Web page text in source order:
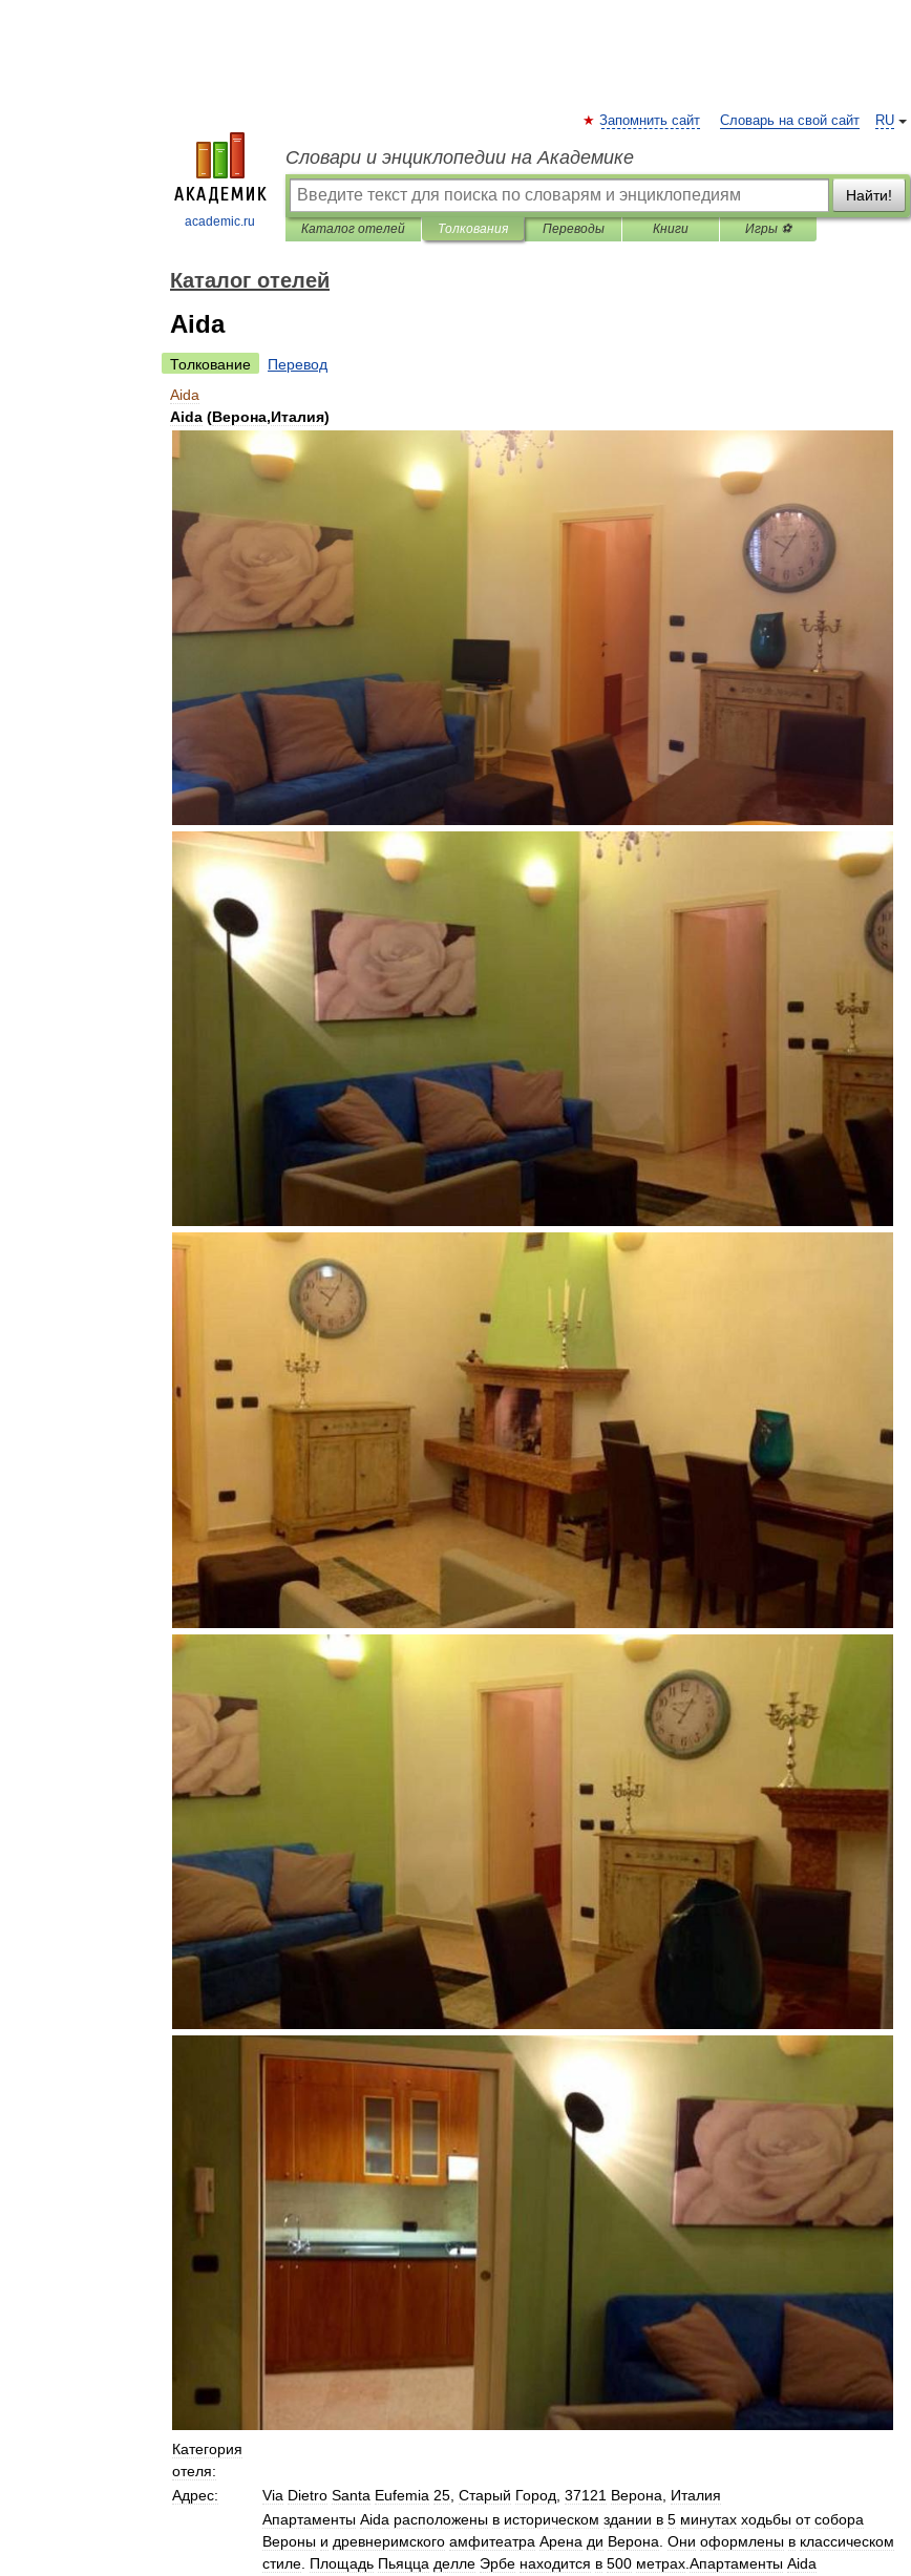
academic.ru
RU
Запомнить сайт Словарь на свой сайт
Словари и энциклопедии на Академике
Найти!
Каталог отелей Толкования Переводы Книги Игры ⚽
Каталог отелей
Aida
Толкование
Перевод
Aida
Aida (Верона,Италия)
Категория
отеля:
Адрес:
Via Dietro Santa Eufemia 25 Старый Город 37121 Верона Италия
Апартаменты Aida расположены в историческом здании в 5 минутах ходьбы от собора
Вероны и древнеримского амфитеатра Арена ди Верона Они оформлены в классическом
стиле Площадь Пьяцца делле Эрбе находится в 500 метрах Апартаменты Aida